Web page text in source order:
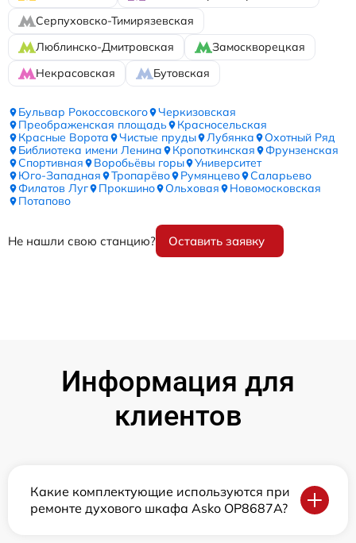
Серпуховско-Тимирязевская
Люблинско-Дмитровская
Замоскворецкая
Некрасовская
Бутовская
Бульвар Рокоссовского
Черкизовская
Преображенская площадь
Красносельская
Красные Ворота
Чистые пруды Лубянка
Охотный Ряд
Библиотека имени Ленина
Кропоткинская
Фрунзенская
Спортивная
Воробьёвы горы
Университет
Юго-Западная
Тропарёво Румянцево
Саларьево
Филатов Луг
Прокшино Ольховая
Новомосковская
Потапово
Не нашли свою станцию? Оставить заявку
Информация для
клиентов
Какие комплектующие используются при
ремонте духового шкафа Asko OP8687A?